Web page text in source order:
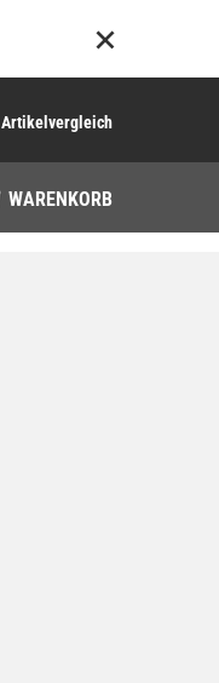
Artikelvergleich
WARENKORB